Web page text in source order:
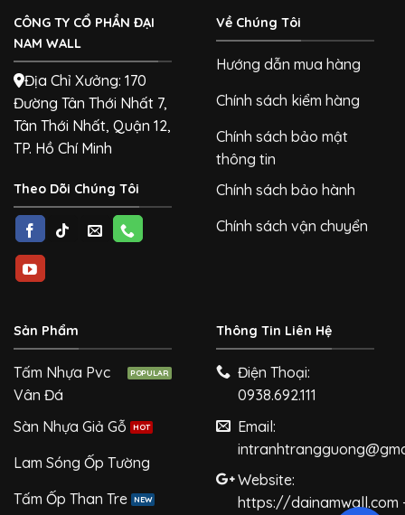
CÔNG TY CỔ PHẦN ĐẠI
NAM WALL
Địa Chỉ Xưởng: 170
Đường Tân Thới Nhất 7,
Tân Thới Nhất, Quận 12,
TP. Hồ Chí Minh
Theo Dõi Chúng Tôi
Về Chúng Tôi
Hướng dẫn mua hàng
Chính sách kiểm hàng
Chính sách bảo mật
thông tin
Chính sách bảo hành
Chính sách vận chuyển
Sản Phẩm
Tấm Nhựa Pvc
Vân Đá
Sàn Nhựa Giả Gỗ
Lam Sóng Ốp Tường
Tấm Ốp Than Tre
Thông Tin Liên Hệ
Điện Thoại:
0938.692.111
Email:
Website:
https://dainamwall.com